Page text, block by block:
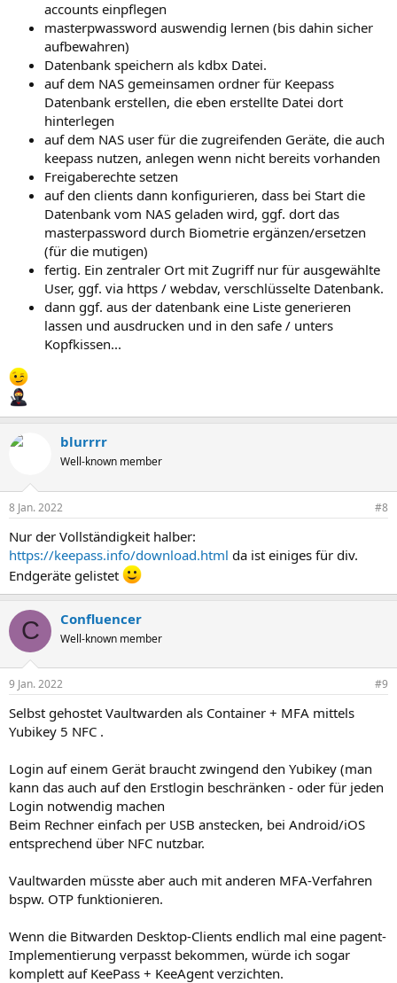
accounts einpflegen
masterpwassword auswendig lernen (bis dahin sicher
aufbewahren)
Datenbank speichern als kdbx Datei.
auf dem NAS gemeinsamen ordner für Keepass
Datenbank erstellen, die eben erstellte Datei dort
hinterlegen
auf dem NAS user für die zugreifenden Geräte, die auch
keepass nutzen, anlegen wenn nicht bereits vorhanden
Freigaberechte setzen
auf den clients dann konfigurieren, dass bei Start die
Datenbank vom NAS geladen wird, ggf. dort das
masterpassword durch Biometrie ergänzen/ersetzen
(für die mutigen)
fertig. Ein zentraler Ort mit Zugriff nur für ausgewählte
User, ggf. via https / webdav, verschlüsselte Datenbank.
dann ggf. aus der datenbank eine Liste generieren
lassen und ausdrucken und in den safe / unters
Kopfkissen...
blurrrr
Well-known member
8 Jan. 2022 #8
Nur der Vollständigkeit halber:
https://keepass.info/download.html da ist einiges für div.
Endgeräte gelistet
C Confluencer
Well-known member
9 Jan. 2022 #9
Selbst gehostet Vaultwarden als Container + MFA mittels
Yubikey 5 NFC .
Login auf einem Gerät braucht zwingend den Yubikey (man
kann das auch auf den Erstlogin beschränken - oder für jeden
Login notwendig machen
Beim Rechner einfach per USB anstecken, bei Android/iOS
entsprechend über NFC nutzbar.
Vaultwarden müsste aber auch mit anderen MFA-Verfahren
bspw. OTP funktionieren.
Wenn die Bitwarden Desktop-Clients endlich mal eine pagent-
Implementierung verpasst bekommen, würde ich sogar
komplett auf KeePass + KeeAgent verzichten.